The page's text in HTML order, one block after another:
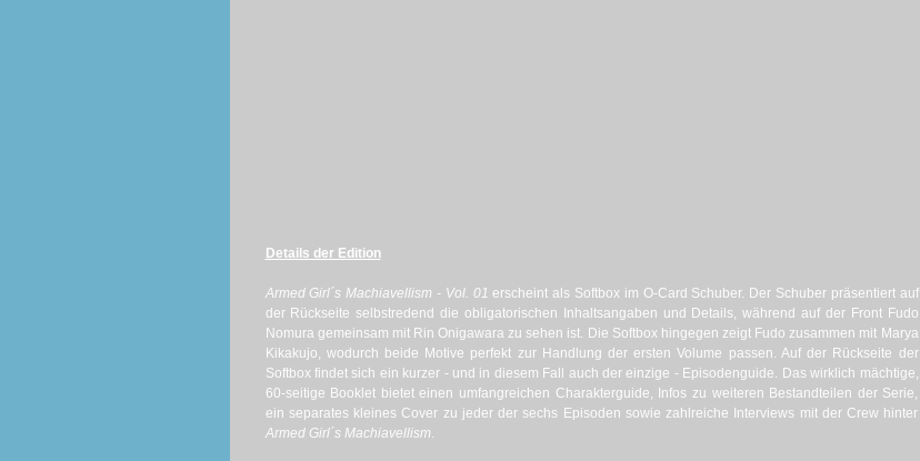
Details der Edition
Armed Girl´s Machiavellism - Vol. 01 erscheint als Softbox im O-Card Schuber. Der Schuber präsentiert auf
der Rückseite selbstredend die obligatorischen Inhaltsangaben und Details, während auf der Front Fudo
Nomura gemeinsam mit Rin Onigawara zu sehen ist. Die Softbox hingegen zeigt Fudo zusammen mit Marya
Kikakujo, wodurch beide Motive perfekt zur Handlung der ersten Volume passen. Auf der Rückseite der
Softbox findet sich ein kurzer - und in diesem Fall auch der einzige - Episodenguide. Das wirklich mächtige,
60-seitige Booklet bietet einen umfangreichen Charakterguide, Infos zu weiteren Bestandteilen der Serie,
ein separates kleines Cover zu jeder der sechs Episoden sowie zahlreiche Interviews mit der Crew hinter
Armed Girl´s Machiavellism.